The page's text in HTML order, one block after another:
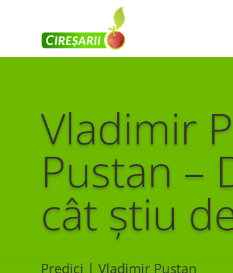
Vladimir
Pustan –
cât știu
Predici | Vladimir Pustan